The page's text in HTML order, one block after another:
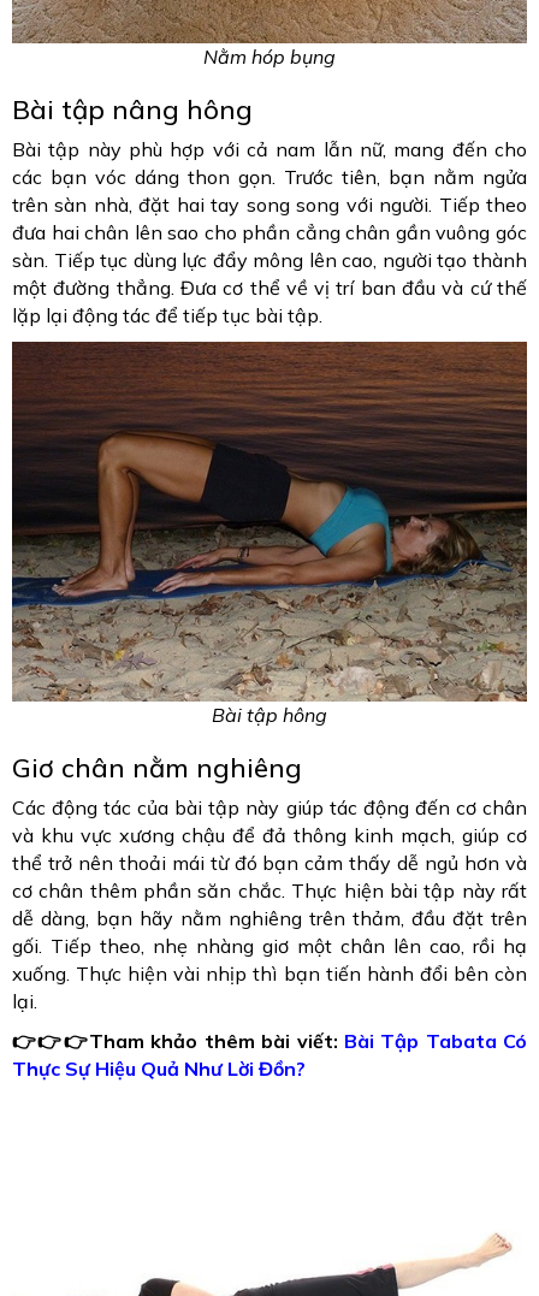
Nằm hóp bụng
Bài tập nâng hông
Bài tập này phù hợp với cả nam lẫn nữ, mang đến cho
các bạn vóc dáng thon gọn. Trước tiên, bạn nằm ngửa
trên sàn nhà, đặt hai tay song song với người. Tiếp theo
đưa hai chân lên sao cho phần cẳng chân gần vuông góc
sàn. Tiếp tục dùng lực đẩy mông lên cao, người tạo thành
một đường thẳng. Đưa cơ thể về vị trí ban đầu và cứ thế
lặp lại động tác để tiếp tục bài tập.
Bài tập hông
Giơ chân nằm nghiêng
Các động tác của bài tập này giúp tác động đến cơ chân
và khu vực xương chậu để đả thông kinh mạch, giúp cơ
thể trở nên thoải mái từ đó bạn cảm thấy dễ ngủ hơn và
cơ chân thêm phần săn chắc. Thực hiện bài tập này rất
dễ dàng, bạn hãy nằm nghiêng trên thảm, đầu đặt trên
gối. Tiếp theo, nhẹ nhàng giơ một chân lên cao, rồi hạ
xuống. Thực hiện vài nhịp thì bạn tiến hành đổi bên còn
lại.
👉👉👉Tham khảo thêm bài viết: Bài Tập Tabata Có
Thực Sự Hiệu Quả Như Lời Đồn?